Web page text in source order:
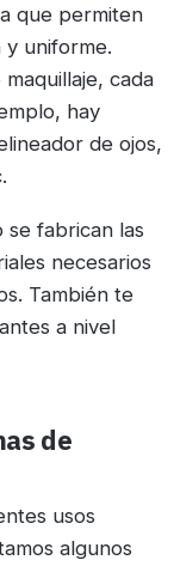
que permiten
y uniforme.
cada
hay
de ojos,
se fabrican las
necesarios
También te
a nivel
de
usos
algunos